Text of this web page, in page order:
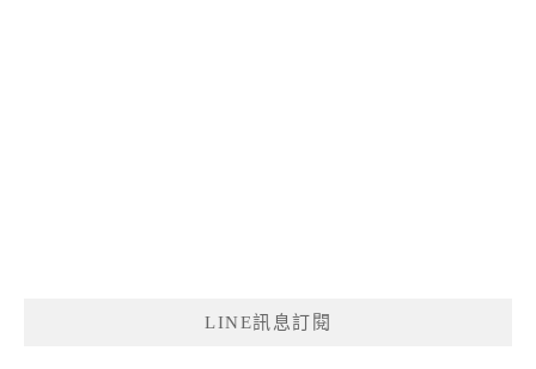
LINE訊息訂閱